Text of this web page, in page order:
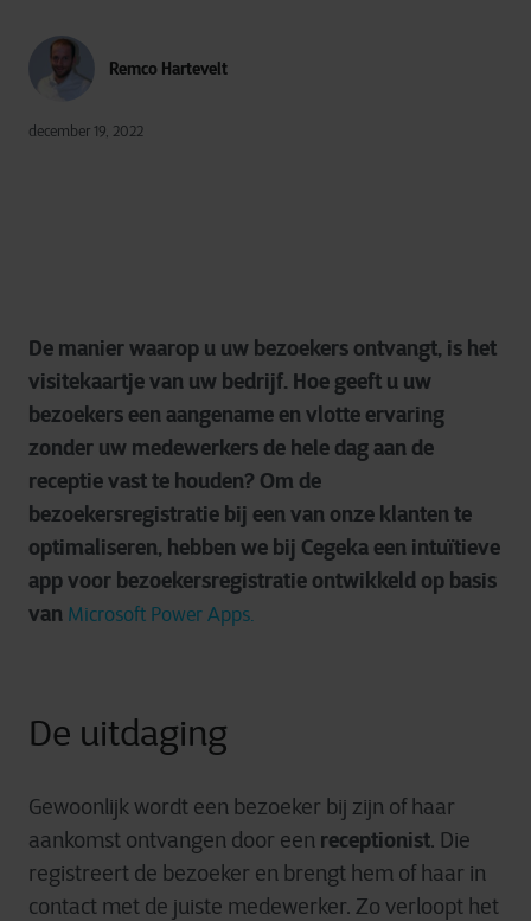
Remco Hartevelt
december 19, 2022
De manier waarop u uw bezoekers ontvangt, is het
visitekaartje van uw bedrijf. Hoe geeft u uw
bezoekers een aangename en vlotte ervaring
zonder uw medewerkers de hele dag aan de
receptie vast te houden? Om de
bezoekersregistratie bij een van onze klanten te
optimaliseren, hebben we bij Cegeka een intuïtieve
app voor bezoekersregistratie ontwikkeld op basis
van Microsoft Power Apps.
De uitdaging
Gewoonlijk wordt een bezoeker bij zijn of haar
aankomst ontvangen door een receptionist. Die
registreert de bezoeker en brengt hem of haar in
contact met de juiste medewerker. Zo verloopt het